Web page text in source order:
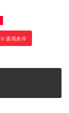
※適用条件